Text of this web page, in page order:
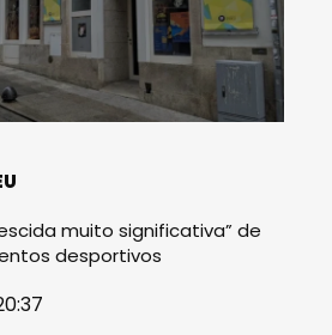
muito significativa” de
desportivos